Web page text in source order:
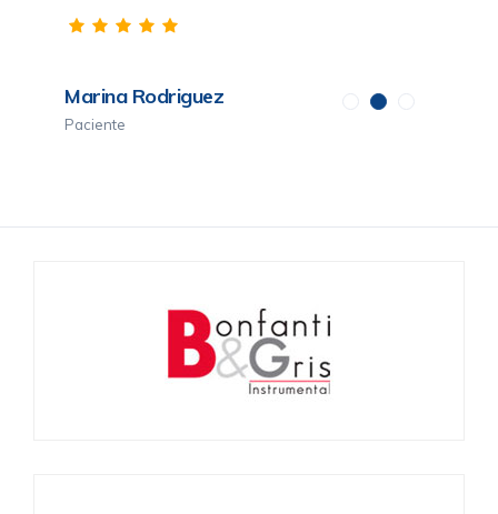
Marina Rodriguez
Paciente